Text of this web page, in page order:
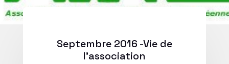
Septembre 2016 -Vie de
l’association